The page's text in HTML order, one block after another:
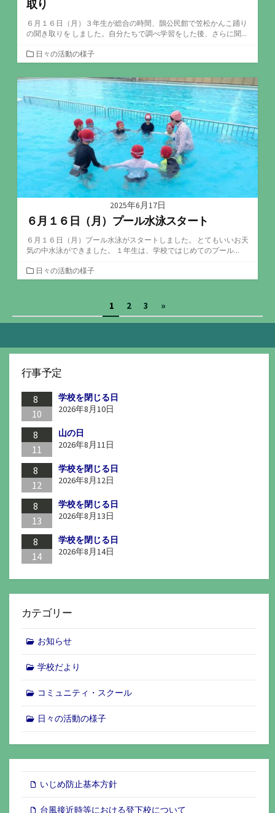
取り
６月１６日（月）３年生が総合の時間、鵲公民館で笠松かんこ踊り
の聞き取りを しました。自分たちで調べ学習をした後、さらに聞...
カ
テ
ゴ
ー
日々の活動の様子
2025年6月17日
６月１６日（月）プール水泳スタート
６月１６日（月）プール水泳がスタートしました。 とてもいいお天
気の中水泳ができました。 １年生は、学校ではじめてのプール...
カ
テ
ー
日々の活動の様子
稿
ー
送
り
1 2 3 »
行事予定
8
10
学校を閉じる日
2026年8月10日
8
11
山の日
2026年8月11日
8
12
学校を閉じる日
2026年8月12日
8
13
学校を閉じる日
2026年8月13日
8
14
学校を閉じる日
2026年8月14日
カテゴリー
お知らせ
学校だより
コミュニティ・スクール
日々の活動の様子
いじめ防止基本方針
台風接近時等における登下校について